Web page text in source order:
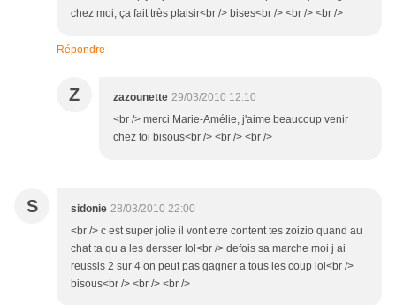
chez moi, ça fait très plaisir<br /> bises<br /> <br /> <br />
Répondre
Z zazounette 29/03/2010 12:10
<br /> merci Marie-Amélie, j'aime beaucoup venir
chez toi bisous<br /> <br /> <br />
S sidonie 28/03/2010 22:00
<br /> c est super jolie il vont etre content tes zoizio quand au
chat ta qu a les dersser lol<br /> defois sa marche moi j ai
reussis 2 sur 4 on peut pas gagner a tous les coup lol<br />
bisous<br /> <br /> <br />